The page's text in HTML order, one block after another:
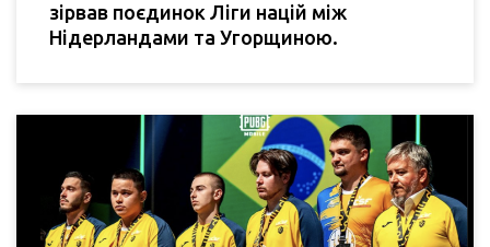
зірвав поєдинок Ліги націй між
Нідерландами та Угорщиною.